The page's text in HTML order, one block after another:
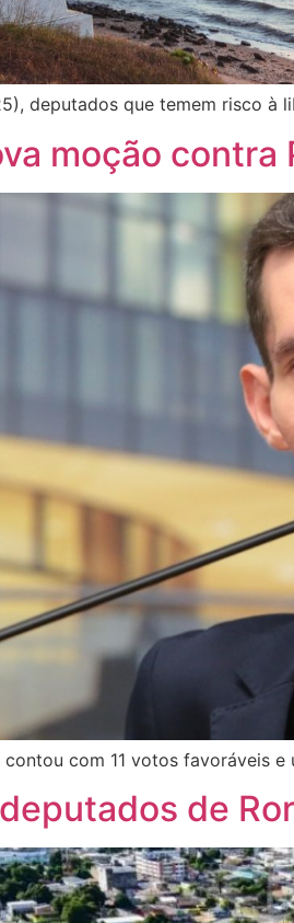
deputados que temem risco à
moção contra
com 11 votos favoráveis
de